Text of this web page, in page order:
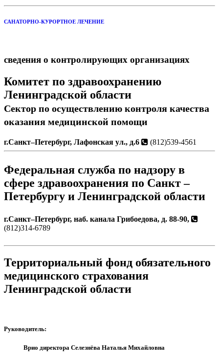
САНАТОРНО-КУРОРТНОЕ ЛЕЧЕНИЕ
сведения о контролирующих организациях
Комитет по здравоохранению
Ленинградской области
Сектор по осуществлению контроля качества
оказания медицинской помощи
г.Санкт–Петербург, Лафонская ул., д.6 (812)539-4561
Федеральная служба по надзору в
сфере здравоохранения по Санкт –
Петербургу и Ленинградской области
г.Санкт–Петербург, наб. канала Грибоедова, д. 88-90,
(812)314-6789
Территориальный фонд обязательного
медицинского страхования
Ленинградской области
Руководитель:
Врио директора Селезнёва Наталья Михайловна